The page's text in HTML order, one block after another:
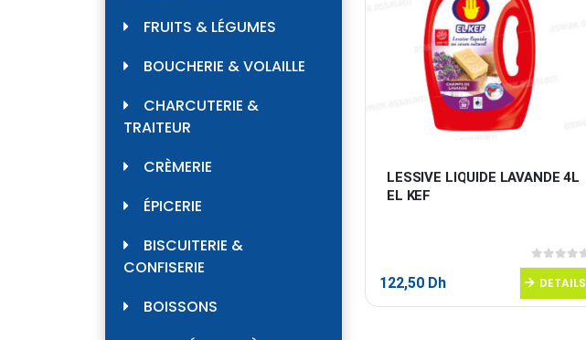
LESSIVE LIQUIDE LAVANDE 4L
EL KEF
0sur 5
122,50 Dh DETAILS
FRUITS & LÉGUMES
BOUCHERIE & VOLAILLE
CHARCUTERIE &
TRAITEUR
CRÈMERIE
ÉPICERIE
BISCUITERIE &
CONFISERIE
BOISSONS